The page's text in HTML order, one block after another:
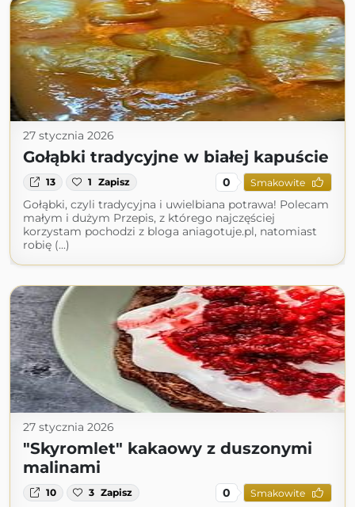
27 stycznia 2026
Gołąbki tradycyjne w białej kapuście
13 1 Zapisz 0 Smakowite
Gołąbki, czyli tradycyjna i uwielbiana potrawa! Polecam
małym i dużym Przepis, z którego najczęściej
korzystam pochodzi z bloga aniagotuje.pl, natomiast
robię (...)
27 stycznia 2026
"Skyromlet" kakaowy z duszonymi
malinami
10 3 Zapisz 0 Smakowite